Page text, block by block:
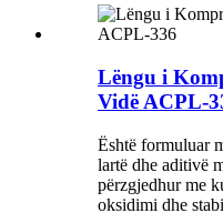
Lëngu i
Vidë ACPL-
Është formuluar
lartë dhe aditivë
përzgjedhur me
oksidimi dhe